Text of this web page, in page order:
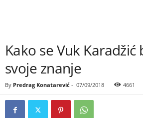
Kako se Vuk Karadžić
svoje znanje
By Predrag Konatarević - 07/09/2018 4661